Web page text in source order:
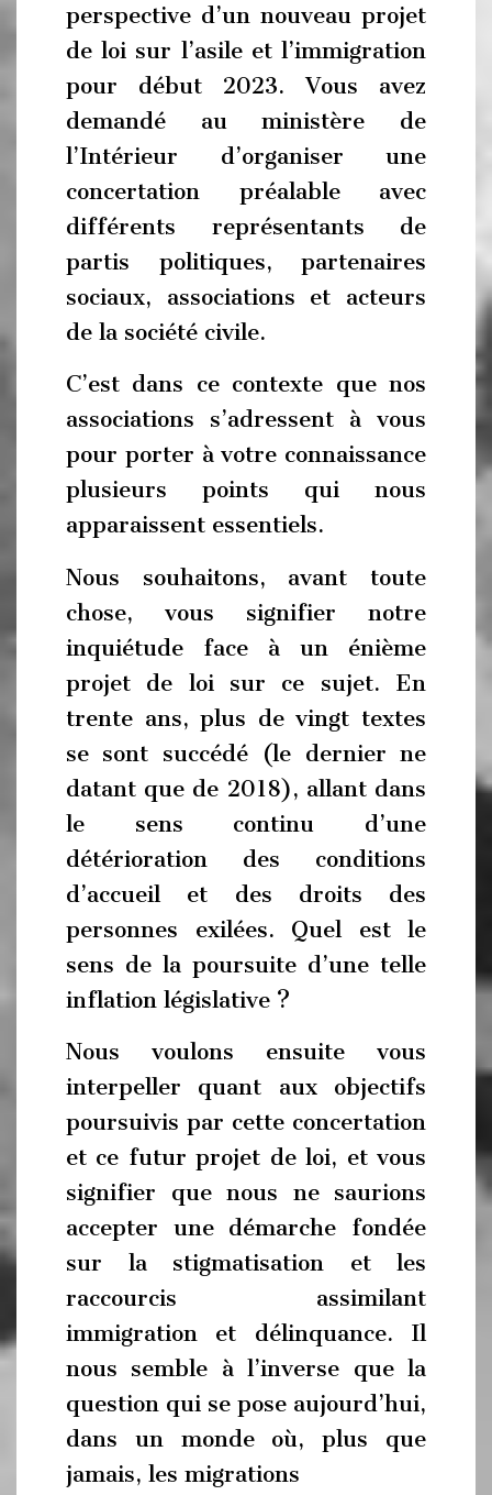
perspective d’un nouveau projet
de loi sur l’asile et l’immigration
pour début 2023. Vous avez
demandé au ministère de
l’Intérieur d’organiser une
concertation préalable avec
différents représentants de
partis politiques, partenaires
sociaux, associations et acteurs
de la société civile.
C’est dans ce contexte que nos
associations s’adressent à vous
pour porter à votre connaissance
plusieurs points qui nous
apparaissent essentiels.
Nous souhaitons, avant toute
chose, vous signifier notre
inquiétude face à un énième
projet de loi sur ce sujet. En
trente ans, plus de vingt textes
se sont succédé (le dernier ne
datant que de 2018), allant dans
le sens continu d’une
détérioration des conditions
d’accueil et des droits des
personnes exilées. Quel est le
sens de la poursuite d’une telle
inflation législative ?
Nous voulons ensuite vous
interpeller quant aux objectifs
poursuivis par cette concertation
et ce futur projet de loi, et vous
signifier que nous ne saurions
accepter une démarche fondée
sur la stigmatisation et les
raccourcis assimilant
immigration et délinquance. Il
nous semble à l’inverse que la
question qui se pose aujourd’hui,
dans un monde où, plus que
jamais, les migrations